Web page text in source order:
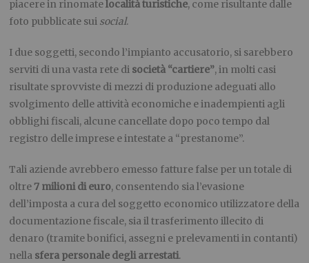
piacere in rinomatelocalità turistiche, come risultante dalle
foto pubblicate sui social.
I due soggetti, secondo l’impianto accusatorio, si sarebbero
serviti di una vasta rete di società “cartiere”, in molti casi
risultate sprovviste di mezzi di produzione adeguati allo
svolgimento delle attività economiche e inadempienti agli
obblighi fiscali, alcune cancellate dopo poco tempo dal
registro delle imprese e intestate a “prestanome”.
Tali aziende avrebbero emesso fatture false per un totale di
oltre7 milioni di euro, consentendo sia l’evasione
dell’imposta a cura del soggetto economico utilizzatore della
documentazione fiscale, sia il trasferimento illecito di
denaro (tramite bonifici, assegni e prelevamenti in contanti)
nella sfera personale degli arrestati.